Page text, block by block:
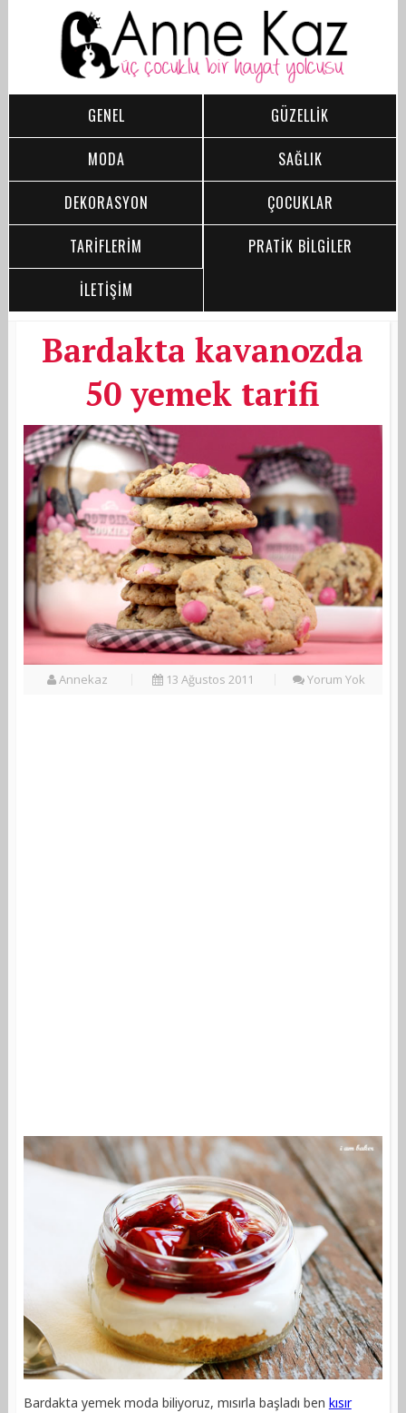
GENEL
GÜZELLİK
MODA
SAĞLIK
DEKORASYON
ÇOCUKLAR
TARİFLERİM
PRATİK BİLGİLER
İLETİŞİM
Bardakta kavanozda
50 yemek tarifi
Annekaz 13 Ağustos 2011 Yorum Yok
Bardakta yemek moda biliyoruz, mısırla başladı ben kısır